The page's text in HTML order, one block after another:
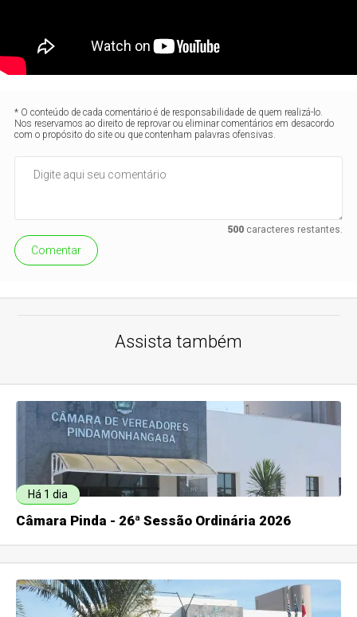
* O conteúdo de cada comentário é de responsabilidade de quem realizá-lo.
Nos reservamos ao direito de reprovar ou eliminar comentários em desacordo
com o propósito do site ou que contenham palavras ofensivas.
500caracteres restantes.
Comentar
Assista também
Há 1 dia
Câmara Pinda - 26ª Sessão Ordinária 2026